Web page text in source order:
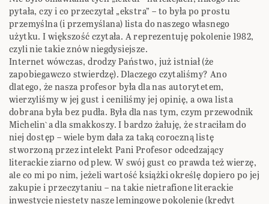
pytała, czy i co przeczytał „ekstra” – to była po prostu
przemyślna (i przemyślana) lista do naszego własnego
użytku. I większość czytała. A reprezentuję pokolenie 1982,
czyli nie takie znów niegdysiejsze.
Internet wówczas, drodzy Państwo, już istniał (że
zapobiegawczo stwierdzę). Dlaczego czytaliśmy? Ano
dlatego, że nasza profesor była dla nas autorytetem,
wierzyliśmy w jej gust i ceniliśmy jej opinię, a owa lista
dobrana była bez pudła. Była dla nas tym, czym przewodnik
Michelin`a dla smakkoszy. I bardzo żałuję, że straciłam do
niej dostęp – wiele bym dała za taką coroczną listę
stworzoną przez intelekt Pani Profesor odcedzający
literackie ziarno od plew. W swój gust co prawda też wierzę,
ale co mi po nim, jeżeli wartość książki określę dopiero po jej
zakupie i przeczytaniu – na takie nietrafione literackie
inwestycje niestety nasze lemingowe pokolenie (kredyt